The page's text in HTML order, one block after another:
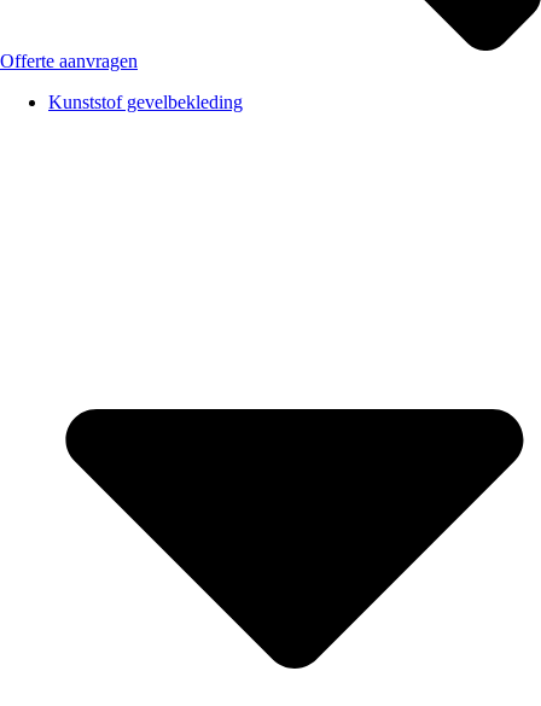
Offerte aanvragen
Kunststof gevelbekleding